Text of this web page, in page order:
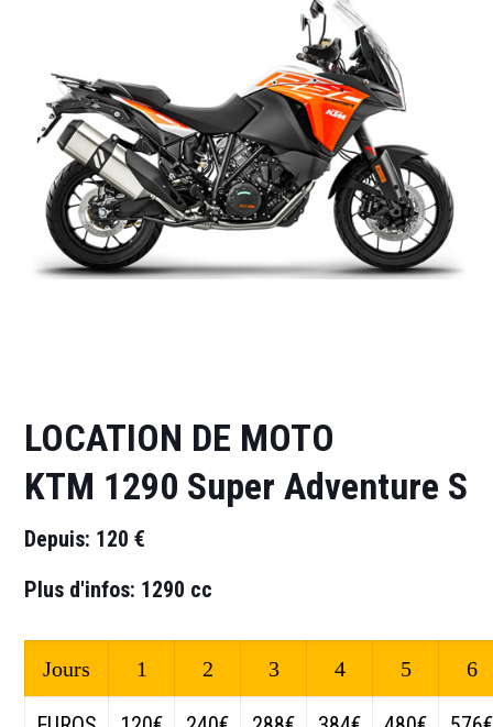
LOCATION DE MOTO
KTM 1290 Super Adventure S
Depuis: 120 €
Plus d'infos: 1290 cc
Jours 1 2 3 4 5 6